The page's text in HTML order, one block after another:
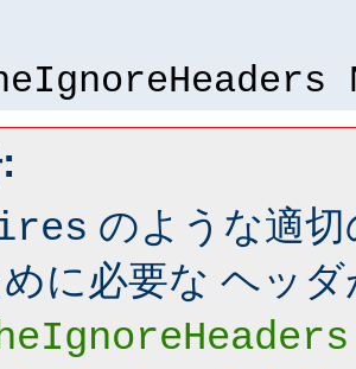
のような適
に必要な ヘッダ